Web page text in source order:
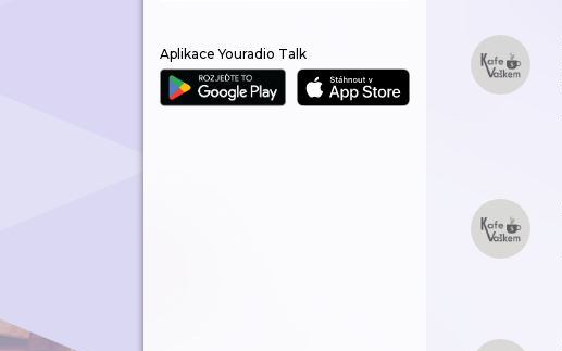
Aplikace Youradio Talk